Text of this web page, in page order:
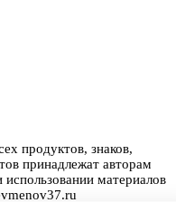
продуктов, знаков,
принадлежат авторам
материалов